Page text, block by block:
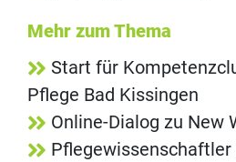
Mehr zum Thema
Start für
Pflege Bad Kissingen
Online-Dialog zu New